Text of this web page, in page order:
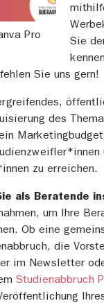
Pro
Sie
Sie uns gern!
des
zu erreichen.
als Beratende
um Ihre
Ob eine
die
im Newsletter
Studienabbruch